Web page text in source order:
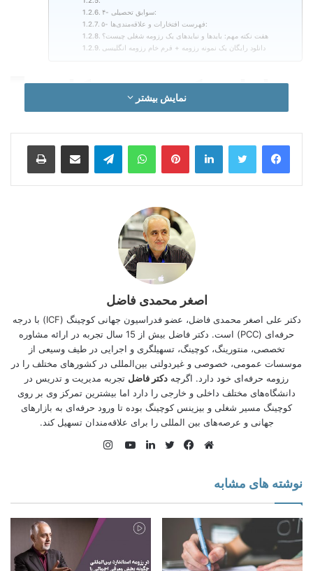
۴- سوابق تحصیلی:
۵- فهرست افتخارات و علاقه‌مندی‌ها:
هفت نکته مهم: بایدها و نبایدهای یک رزومه شغلی چیست؟
دانلود رایگان یک نمونه رزومه + فرم خام رزومه انگلیسی
چرا باید یک رزومه کاری
حرفه‌ای داشته باشیم؟
اگر در فکر فعالیت در عرصه جهانی هستید و مایل به آغاز زندگی
تازه‌ای هستید، باید بدانید که فعالیت بین‌المللی، اخذ جاب آفر و
این مراحل به دلیل نظام‌های متنوع اداری دشواری‌هایی هم دارد که با
اطلاع از چند ترفند می‌تواند تسهیل شود. تهیه یک رزومه کاری حرفه
ای یکی از این ترفندهاست. ولی تهیه رزومه انگلیسی کمی
پیچیدگی‌های بیشتری دارد که در این مقاله با آن‌ها نیز آشنا خواهید
شرکت یا موسسه تولیدی، خدماتی یا علمی هستید و یا مایل به
کارآفرینی و راه‌اندازی یک کسب و کار در خارج از کشور هستید، به
یک رزومه کاری حرفه ای نیاز دارید. صرفا اقدام برای اخذ ویزای
توریستی، پذیرش تحصیلی، مهاجرت،کاریابی خارجی و یا حتی اخذ
اقامت با سرمایه‌گذاری ممکن است قدم های صحیحی نباشند.
مطالب این صفحه می‌تواند شما را برای ورود به بازار
کار خارج از کشور توانمند کند تا بتوانید با تکیه بر
توانایی‌های فردی، علمی و مهارتی خود، مسیر شغلی
شوید.
نمایش بیشتر
لینکدین ‫پین‌ترستواتس آپ تلگرام اشتراک گذاری از طریق ایمیل چاپ
اصغر محمدی فاضل
دکتر علی اصغر محمدی فاضل، عضو فدراسیون جهانی کوچینگ (ICF) با درجه
حرفه‌ای (PCC) است. دکتر فاضل بیش از 15 سال تجربه در ارائه مشاوره
تخصصی، منتورینگ، کوچینگ، تسهیلگری و اجرایی در طیف وسیعی از
موسسات عمومی، خصوصی و غیردولتی بین‌المللی در کشورهای مختلف را در
رزومه حرفه‌ای خود دارد. اگرچه دکتر فاضل تجربه مدیریت و تدریس در
دانشگاه‌های مختلف داخلی و خارجی را دارد اما بیشترین تمركز وی بر روی
كوچینگ مسیر شغلی و بیزینس کوچینگ بوده تا ورود حرفه‌ای به بازارهای
جهانی و عرصه‌های بین المللی را برای علاقه‌‌مندان تسهیل کند.
نوشته های مشابه